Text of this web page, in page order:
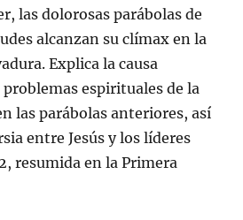
las dolorosas parábolas de
alcanzan su clímax en la
Explica la causa
espirituales de la
las parábolas anteriores, así
entre Jesús y los líderes
resumida en la Primera